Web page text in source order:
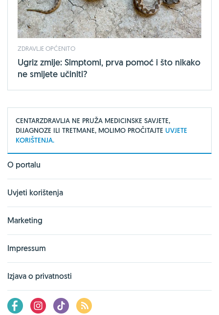
ZDRAVLJE OPĆENITO
Ugriz zmije: Simptomi, prva pomoć i što nikako
ne smijete učiniti?
CENTARZDRAVLJA NE PRUŽA MEDICINSKE SAVJETE,
DIJAGNOZE ILI TRETMANE, MOLIMO PROČITAJTE UVJETE
KORIŠTENJA.
O portalu
Uvjeti korištenja
Marketing
Impressum
Izjava o privatnosti